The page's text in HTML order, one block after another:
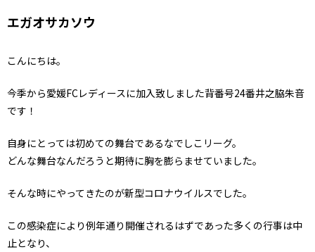
エガオサカソウ
こんにちは。
今季から愛媛FCレディースに加入致しました背番号24番井之脇朱音
です！
自身にとっては初めての舞台であるなでしこリーグ。
どんな舞台なんだろうと期待に胸を膨らませていました。
そんな時にやってきたのが新型コロナウイルスでした。
この感染症により例年通り開催されるはずであった多くの行事は中
止となり、